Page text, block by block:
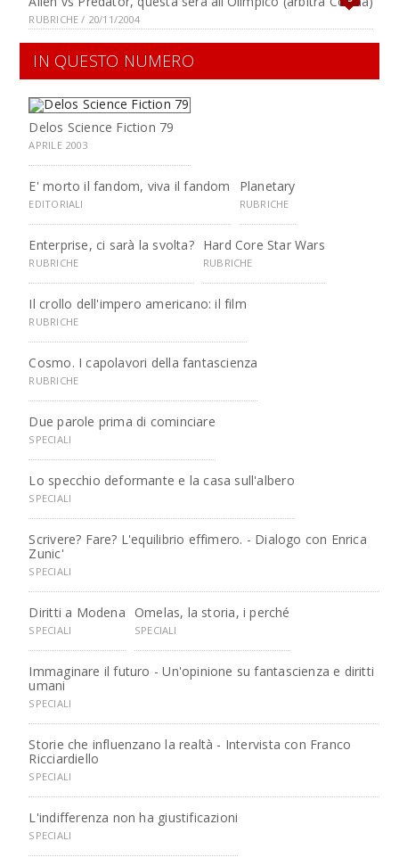
RUBRICHE / 20/11/2004
IN QUESTO NUMERO
Delos Science Fiction 79
APRILE 2003
E' morto il fandom, viva il fandom
EDITORIALI
Planetary
RUBRICHE
Enterprise, ci sarà la svolta?
RUBRICHE
Hard Core Star Wars
RUBRICHE
Il crollo dell'impero americano: il film
RUBRICHE
Cosmo. I capolavori della fantascienza
RUBRICHE
Due parole prima di cominciare
SPECIALI
Lo specchio deformante e la casa sull'albero
SPECIALI
Scrivere? Fare? L'equilibrio effimero. - Dialogo con Enrica
Zunic'
SPECIALI
Diritti a Modena
SPECIALI
Omelas, la storia, i perché
SPECIALI
Immaginare il futuro - Un'opinione su fantascienza e diritti
umani
SPECIALI
Storie che influenzano la realtà - Intervista con Franco
Ricciardiello
SPECIALI
L'indifferenza non ha giustificazioni
SPECIALI